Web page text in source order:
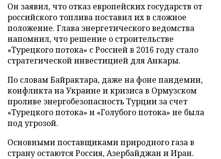
Он заявил, что отказ европейских государств от
российского топлива поставил их в сложное
положение. Глава энергетического ведомства
напомнил, что решение о строительстве
«Турецкого потока» с Россией в 2016 году стало
стратегической инвестицией для Анкары.
По словам Байрактара, даже на фоне пандемии,
конфликта на Украине и кризиса в Ормузском
проливе энергобезопасность Турции за счет
«Турецкого потока» и «Голубого потока» не была
под угрозой.
Основными поставщиками природного газа в
страну остаются Россия, Азербайджан и Иран.